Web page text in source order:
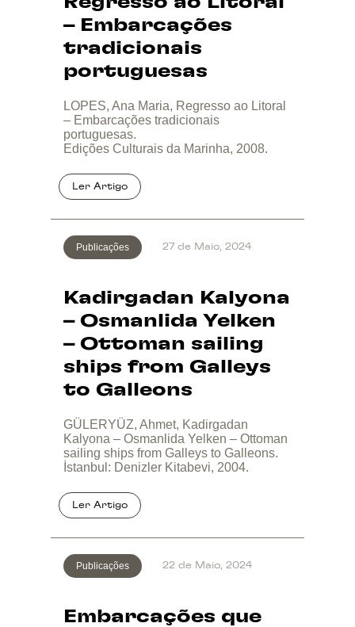
– Embarcações
tradicionais
portuguesas
LOPES, Ana Maria, Regresso ao Litoral
– Embarcações tradicionais
portuguesas.
Edições Culturais da Marinha, 2008.
Publicações
Kadirgadan Kalyona
– Osmanlida Yelken
– Ottoman sailing
ships from Galleys
to Galleons
27 de Maio, 2024
GÜLERYÜZ, Ahmet, Kadirgadan
Kalyona – Osmanlida Yelken – Ottoman
sailing ships from Galleys to Galleons.
İstanbul: Denizler Kitabevi, 2004.
Publicações
Embarcações que
22 de Maio, 2024